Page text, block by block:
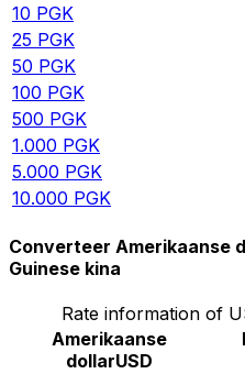
10 PGK
25 PGK
50 PGK
100 PGK
500 PGK
1.000 PGK
5.000 PGK
10.000 PGK
Converteer Amerikaanse
Guinese kina
Rate information of
Amerikaanse
dollarUSD